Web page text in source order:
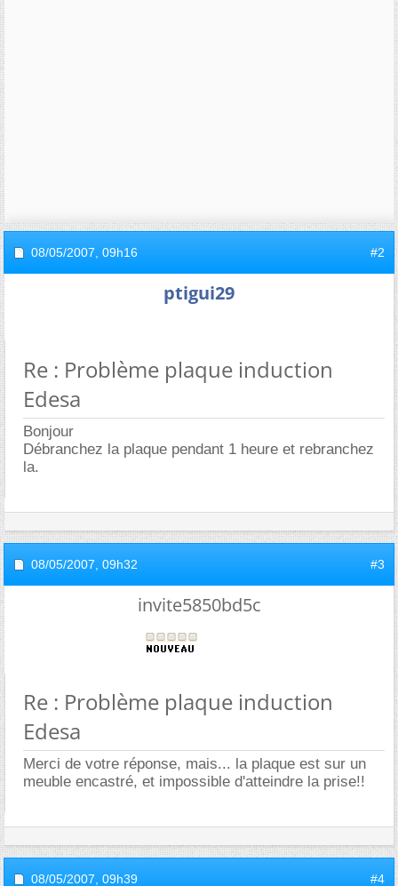
08/05/2007, 09h16 #2
ptigui29
Re : Problème plaque induction
Edesa
Bonjour
Débranchez la plaque pendant 1 heure et rebranchez
la.
08/05/2007, 09h32 #3
invite5850bd5c
Re : Problème plaque induction
Edesa
Merci de votre réponse, mais... la plaque est sur un
meuble encastré, et impossible d'atteindre la prise!!
08/05/2007, 09h39 #4